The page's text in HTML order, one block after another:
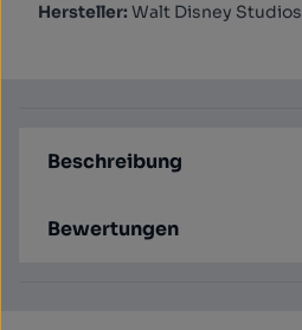
Hersteller: Walt Disney Studios
Beschreibung
Bewertungen